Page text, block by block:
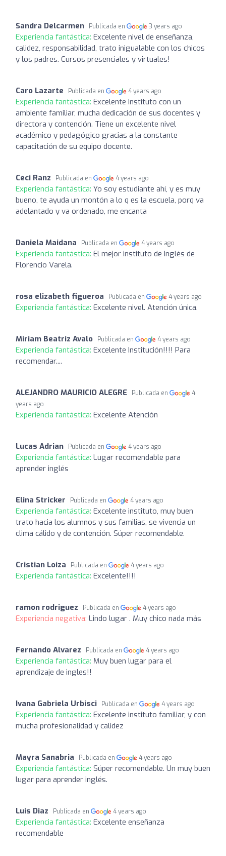
Sandra Delcarmen Publicada en 3 years ago
Experiencia fantástica: Excelente nivel de enseñanza,
calidez, responsabilidad, trato inigualable con los chicos
y los padres. Cursos presenciales y virtuales!
Caro Lazarte Publicada en 4 years ago
Experiencia fantástica: Excelente Instituto con un
ambiente familiar, mucha dedicación de sus docentes y
directora y contención. Tiene un excelente nivel
académico y pedagógico gracias a la constante
capacitación de su equipo docente.
Ceci Ranz Publicada en 4 years ago
Experiencia fantástica: Yo soy estudiante ahí, y es muy
bueno, te ayuda un montón a lo q es la escuela, porq va
adelantado y va ordenado, me encanta
Daniela Maidana Publicada en 4 years ago
Experiencia fantástica: El mejor instituto de Inglés de
Florencio Varela.
rosa elizabeth figueroa Publicada en 4 years ago
Experiencia fantástica: Excelente nivel. Atención única.
Miriam Beatriz Avalo Publicada en 4 years ago
Experiencia fantástica: Excelente Institución!!!! Para
recomendar....
ALEJANDRO MAURICIO ALEGRE Publicada en
4
years ago
Experiencia fantástica: Excelente Atención
Lucas Adrian Publicada en 4 years ago
Experiencia fantástica: Lugar recomendable para
aprender inglés
Elina Stricker Publicada en 4 years ago
Experiencia fantástica: Excelente instituto, muy buen
trato hacia los alumnos y sus familias, se vivencia un
clima cálido y de contención. Súper recomendable.
Cristian Loiza Publicada en 4 years ago
Experiencia fantástica: Excelente!!!!
ramon rodriguez Publicada en 4 years ago
Experiencia negativa: Lindo lugar . Muy chico nada más
Fernando Alvarez Publicada en 4 years ago
Experiencia fantástica: Muy buen lugar para el
aprendizaje de ingles!!
Ivana Gabriela Urbisci Publicada en 4 years ago
Experiencia fantástica: Excelente instituto familiar, y con
mucha profesionalidad y calidez
Mayra Sanabria Publicada en 4 years ago
Experiencia fantástica: Súper recomendable. Un muy buen
lugar para aprender inglés.
Luis Diaz Publicada en 4 years ago
Experiencia fantástica: Excelente enseñanza
recomendable